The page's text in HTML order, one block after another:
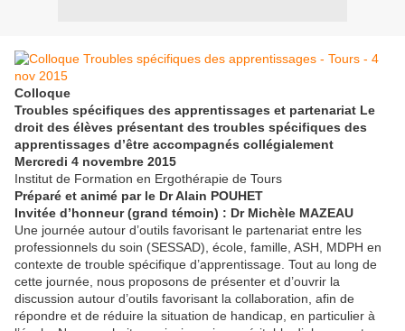
Colloque
Troubles spécifiques des apprentissages et partenariat Le
droit des élèves présentant des troubles spécifiques des
apprentissages d’être accompagnés collégialement
Mercredi 4 novembre 2015
Institut de Formation en Ergothérapie de Tours
Préparé et animé par le Dr Alain POUHET
Invitée d’honneur (grand témoin) : Dr Michèle MAZEAU
Une journée autour d’outils favorisant le partenariat entre les
professionnels du soin (SESSAD), école, famille, ASH, MDPH en
contexte de trouble spécifique d’apprentissage. Tout au long de
cette journée, nous proposons de présenter et d’ouvrir la
discussion autour d’outils favorisant la collaboration, afin de
répondre et de réduire la situation de handicap, en particulier à